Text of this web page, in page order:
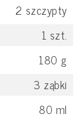
2 szczypty
1 szt.
180 g
3 ząbki
80 ml